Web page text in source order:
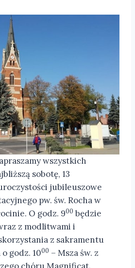
wszystkich
sobotę, 13
jubileuszowe
pw. św. Rocha w
O godz. 900 będzie
z modlitwami i
z sakramentu
godz. 1000 – Msza św. z